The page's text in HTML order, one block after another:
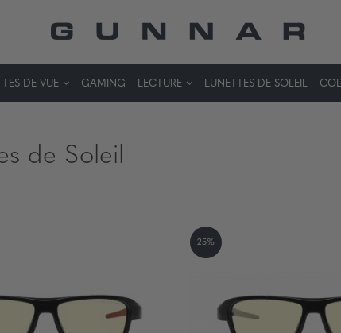
DE VUE GAMING LECTURE LUNETTES DE SOLEIL
de Soleil
25%